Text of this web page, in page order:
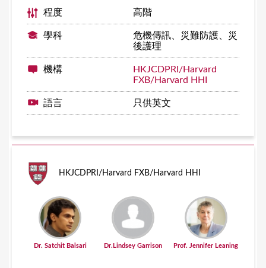
程度 高階
學科
危機傳訊、災難防護、災
後護理
機構
HKJCDPRI/Harvard
FXB/Harvard HHI
語言 只供英文
HKJCDPRI/Harvard FXB/Harvard HHI
Dr. Satchit Balsari Dr.Lindsey Garrison Prof. Jennifer Leaning